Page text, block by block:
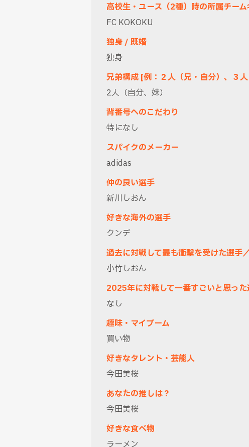
高校生・ユース（2種）時の所属チーム
FC KOKOKU
独身 / 既婚
独身
兄弟構成 [例：２人（兄・自分）、３
2人（自分、妹）
背番号へのこだわり
特になし
スパイクのメーカー
adidas
仲の良い選手
新川しおん
好きな海外の選手
クンデ
過去に対戦して最も衝撃を受けた選手
小竹しおん
2025年に対戦して一番すごいと思っ
なし
趣味・マイブーム
買い物
好きなタレント・芸能人
今田美桜
あなたの推しは？
今田美桜
好きな食べ物
ラーメン